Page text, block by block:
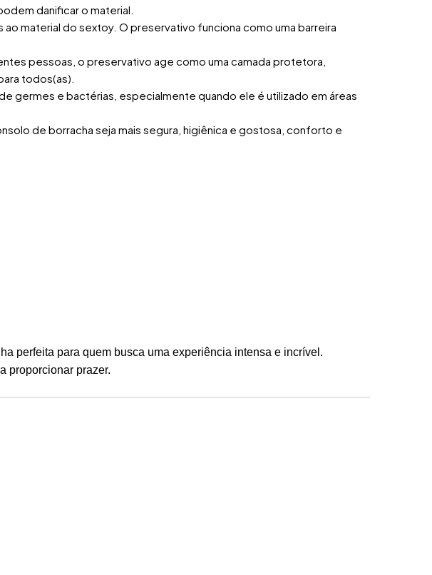
danificar o material.
material do sextoy. O preservativo funciona como uma barreira
pessoas, o preservativo age como uma camada protetora,
todos(as).
germes e bactérias, especialmente quando ele é utilizado em áreas
de borracha seja mais segura, higiênica e gostosa, conforto e
perfeita para quem busca uma experiência intensa e incrível.
proporcionar prazer.